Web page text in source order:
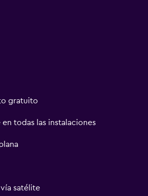
gratuito
todas las instalaciones
satélite